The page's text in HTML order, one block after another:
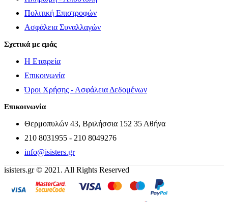
Πολιτική Επιστροφών
Ασφάλεια Συναλλαγών
Σχετικά με εμάς
Η Εταιρεία
Επικοινωνία
Όροι Χρήσης - Ασφάλεια Δεδομένων
Επικοινωνία
Θερμοπυλών 43, Βριλήσσια 152 35 Αθήνα
210 8031955 - 210 8049276
info@isisters.gr
isisters.gr © 2021. All Rights Reserved